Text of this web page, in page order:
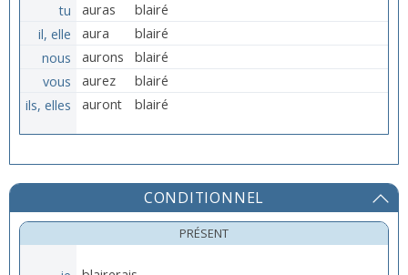
tu
auras
blairé
il, elle
aura
blairé
nous
aurons
blairé
vous
aurez
blairé
ils, elles
auront blairé
CONDITIONNEL
PRÉSENT